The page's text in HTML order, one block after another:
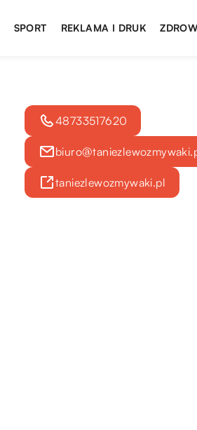
SPORT REKLAMA I DRUK
48733517620
taniezlewozmywaki.pl